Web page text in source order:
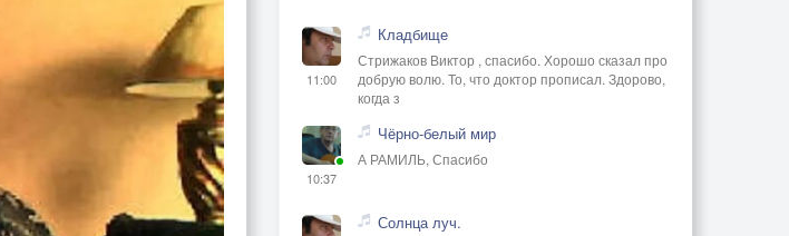
11:00
Кладбище
Стрижаков Виктор , спасибо. Хорошо сказал про
добрую волю. То, что доктор прописал. Здорово,
когда з
10:37
Чёрно-белый мир
А РАМИЛЬ, Спасибо
Солнца луч.